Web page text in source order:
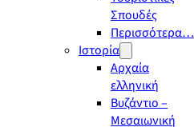
Σπουδές
Περισσότερα…
Ιστορία
Αρχαία
ελληνική
Βυζάντιο –
Μεσαιωνική